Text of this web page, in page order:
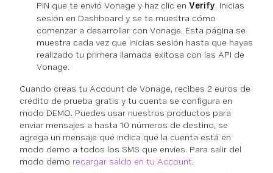
PIN que te envió Vonage y haz clic en Verify. Inicias
sesión en Dashboard y se te muestra cómo
comenzar a desarrollar con Vonage. Esta página se
muestra cada vez que inicias sesión hasta que hayas
realizado tu primera llamada exitosa con las API de
Vonage.
Cuando creas tu Account de Vonage, recibes 2 euros de
crédito de prueba gratis y tu cuenta se configura en
modo DEMO. Puedes usar nuestros productos para
enviar mensajes a hasta 10 números de destino, se
agrega un mensaje que indica que la cuenta está en
modo demo a todos los SMS que envíes. Para salir del
modo demo recargar saldo en tu Account.